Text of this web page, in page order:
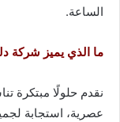
الساعة.
ما الذي يميز شركة
نقدم حلولًا مبتكرة
عصرية، استجابة